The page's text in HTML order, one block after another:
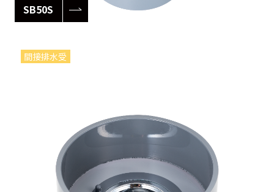
SB50S
間接排水受